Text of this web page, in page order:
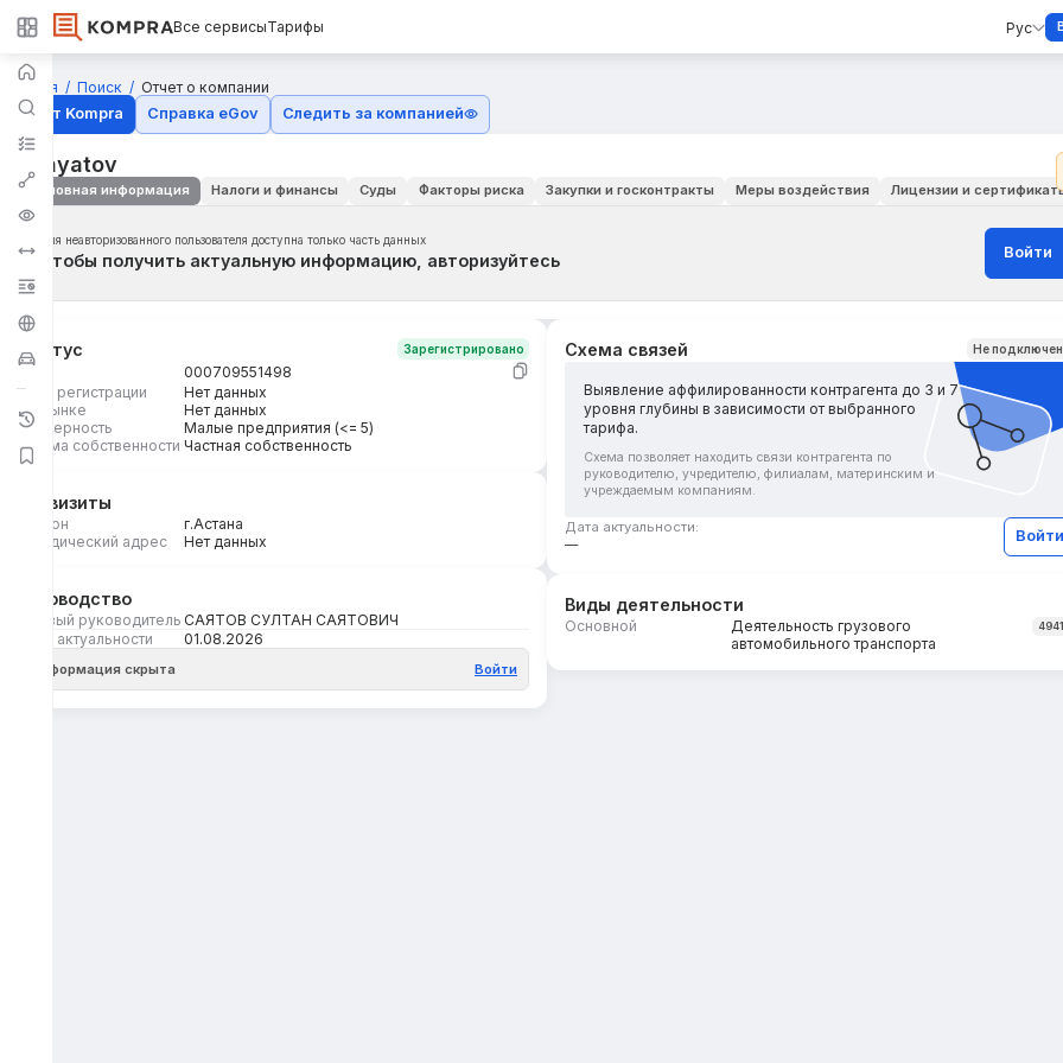
Все сервисыТарифы Рус
Главная Поиск
Отчет о компании
Отчёт Kompra
Справка eGov Следить за компанией
SSayatov
Основная информация Налоги и финансы Суды Факторы риска Закупки и госконтракты Меры воздействия Лицензии и
Для неавторизованного пользователя доступна только часть данных
Чтобы получить актуальную информацию, авторизуйтесь Войти
Статус Зарегистрировано
БИН
000709551498
Дата регистрации
Нет данных
На рынке
Нет данных
Размерность
Малые предприятия (<= 5)
Форма собственности Частная собственность
Реквизиты
Регион
г.Астана
Юридический адрес
Нет данных
Руководство
Первый руководитель САЯТОВ СУЛТАН САЯТОВИЧ
Дата актуальности
01.08.2026
Информация скрыта Войти
Схема связей Не
Выявление аффилированности контрагента до 3 и 7
уровня глубины в зависимости от выбранного
тарифа.
Схема позволяет находить связи контрагента по
руководителю, учредителю, филиалам, материнским и
учреждаемым компаниям.
Дата актуальности:
—
Виды деятельности
Основной
Деятельность грузового
автомобильного транспорта